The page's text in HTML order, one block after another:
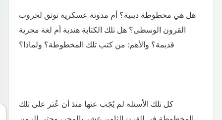
هل هي مخطوطة دينية؟ أم مدونة عسكرية توثق لحروب
القرون الوسطى؟ هل تلك الكتابة هندية أم لغة مجرية
قديمة؟ والأهم: من كتب تلك المخطوطة؟ ولماذا؟
كل تلك الأسئلة لم يُجَب عنها منذ أن عُثر على تلك